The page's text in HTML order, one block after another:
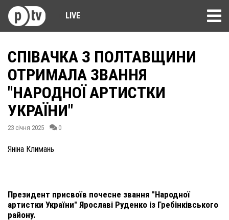
LIVE
СПІВАЧКА З ПОЛТАВЩИНИ
ОТРИМАЛА ЗВАННЯ
"НАРОДНОЇ АРТИСТКИ
УКРАЇНИ"
23 січня 2025 0
Яніна Климань
Президент присвоїв почесне звання "Народної
артистки України" Ярославі Руденко із Гребінківського
району.